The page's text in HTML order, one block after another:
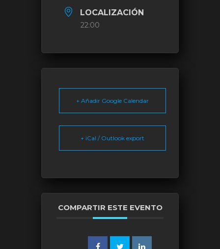
LOCALIZACIÓN
22:00
+ Añadir Google Calendar
+ iCal / Outlook export
COMPARTIR ESTE EVENTO